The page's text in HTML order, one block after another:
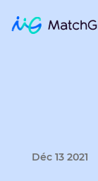
Déc 13 2021